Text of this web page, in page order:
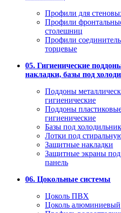
Профили для
Профили
столешниц
Профили
торцевые
05. Гигиенические
накладки, базы под
Поддоны
гигиенические
Поддоны
гигиенические
Базы под холодильник
Лотки под
Защитные накладки
Защитные экраны
панель
06. Цокольные системы
Цоколь ПВХ
Цоколь алюминиевый